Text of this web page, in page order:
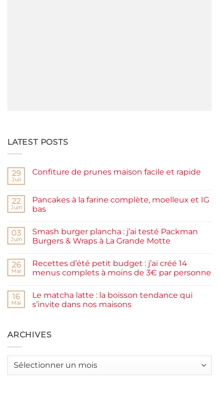
LATEST POSTS
29
Juil
Confiture de prunes maison facile et rapide
Confiture
de
prunes
et
rapide
22
Juin
Pancakes à la farine complète, moelleux et IG
bas
sur
Pancakes
à
complète,
moelleux
et
03
Juin
Smash burger plancha : j’ai testé Packman
Burgers & Wraps à La Grande Motte
sur
Smash
burger
testé
Packman
Burgers &
Grande
Motte
26
Mai
Recettes d’été petit budget : j’ai créé 14
menus complets à moins de 3€ par personne
sur
Recettes
d’été
j’ai
créé
à
16
Mai
Le matcha latte : la boisson tendance qui
s’invite dans nos maisons
Le
matcha
boisson
ARCHIVES
Archives